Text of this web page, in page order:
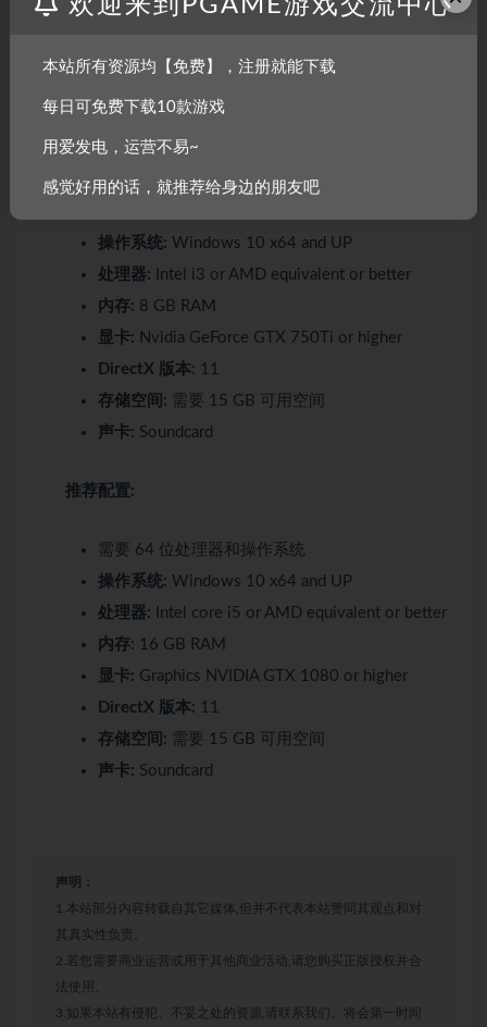
系统需求
最低配置:
操作系统: Windows 10 x64 and UP
处理器: Intel i3 or AMD equivalent or better
内存: 8 GB RAM
显卡: Nvidia GeForce GTX 750Ti or higher
DirectX 版本: 11
存储空间: 需要 15 GB 可用空间
声卡: Soundcard
推荐配置:
需要 64 位处理器和操作系统
操作系统: Windows 10 x64 and UP
处理器: Intel core i5 or AMD equivalent or better
内存: 16 GB RAM
显卡: Graphics NVIDIA GTX 1080 or higher
DirectX 版本: 11
存储空间: 需要 15 GB 可用空间
声卡: Soundcard
声明：
1.本站部分内容转载自其它媒体,但并不代表本站赞同其观点和对
其真实性负责。
2.若您需要商业运营或用于其他商业活动,请您购买正版授权并合
法使用。
3.如果本站有侵犯、不妥之处的资源,请联系我们。将会第一时间
欢迎来到PGAME游戏交流中心
本站所有资源均【免费】，注册就能下载
每日可免费下载10款游戏
用爱发电，运营不易~
感觉好用的话，就推荐给身边的朋友吧